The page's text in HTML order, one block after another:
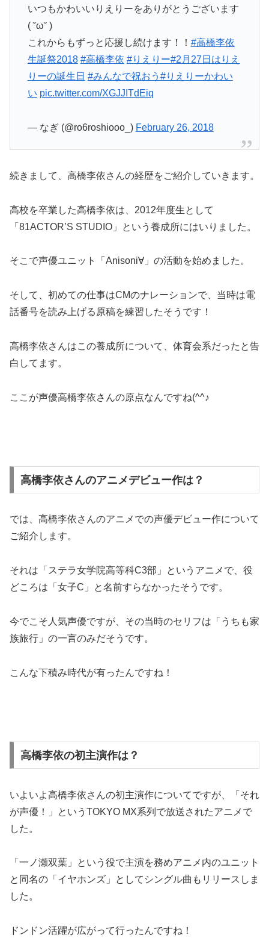
いつもかわいいりえりーをありがとうございます
( ˘ω˘ )
これからもずっと応援し続けます！！ #高橋李依
生誕祭2018 #高橋李依 #りえりー#2月27日はりえ
りーの誕生日 #みんなで祝おう #りえりーかわい
い pic.twitter.com/XGJJITdEiq
— なぎ (@ro6roshiooo_) February 26, 2018
続きまして、高橋李依さんの経歴をご紹介していきます。
高校を卒業した高橋李依は、2012年度生として
「81ACTOR’S STUDIO」という養成所にはいりました。
そこで声優ユニット「Anisoni∀」の活動を始めました。
そして、初めての仕事はCMのナレーションで、当時は電
話番号を読み上げる原稿を練習したそうです！
高橋李依さんはこの養成所について、体育会系だったと告
白してます。
ここが声優高橋李依さんの原点なんですね(^^♪
高橋李依さんのアニメデビュー作は？
では、高橋李依さんのアニメでの声優デビュー作について
ご紹介します。
それは「ステラ女学院高等科C3部」というアニメで、役
どころは「女子C」と名前すらなかったそうです。
今でこそ人気声優ですが、その当時のセリフは「うちも家
族旅行」の一言のみだそうです。
こんな下積み時代が有ったんですね！
高橋李依の初主演作は？
いよいよ高橋李依さんの初主演作についてですが、「それ
が声優！」というTOKYO MX系列で放送されたアニメで
した。
「一ノ瀬双葉」という役で主演を務めアニメ内のユニット
と同名の「イヤホンズ」としてシングル曲もリリースしま
した。
ドンドン活躍が広がって行ったんですね！